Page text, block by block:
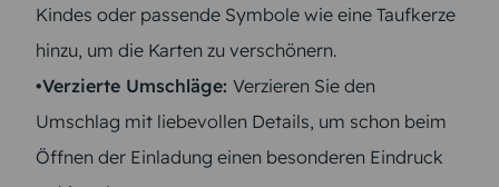
Kindes oder passende Symbole wie eine Taufkerze
hinzu, um die Karten zu verschönern.
•Verzierte Umschläge: Verzieren Sie den
Umschlag mit liebevollen Details, um schon beim
Öffnen der Einladung einen besonderen Eindruck